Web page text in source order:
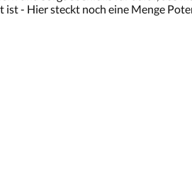
- Hier steckt noch eine Menge